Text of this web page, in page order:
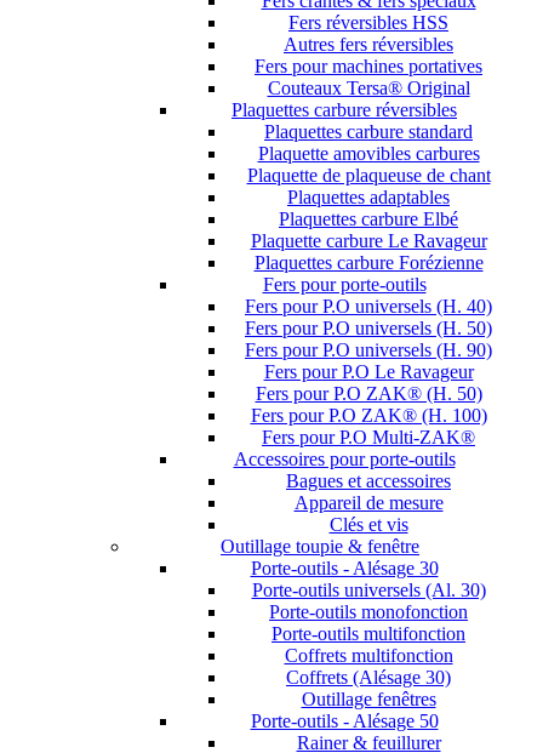
Fers réversibles HSS
Autres fers réversibles
Fers pour machines portatives
Couteaux Tersa® Original
Plaquettes carbure réversibles
Plaquettes carbure standard
Plaquette amovibles carbures
Plaquette de plaqueuse de chant
Plaquettes adaptables
Plaquettes carbure Elbé
Plaquette carbure Le Ravageur
Plaquettes carbure Forézienne
Fers pour porte-outils
Fers pour P.O universels (H. 40)
Fers pour P.O universels (H. 50)
Fers pour P.O universels (H. 90)
Fers pour P.O Le Ravageur
Fers pour P.O ZAK® (H. 50)
Fers pour P.O ZAK® (H. 100)
Fers pour P.O Multi-ZAK®
Accessoires pour porte-outils
Bagues et accessoires
Appareil de mesure
Clés et vis
Outillage toupie & fenêtre
Porte-outils - Alésage 30
Porte-outils universels (Al. 30)
Porte-outils monofonction
Porte-outils multifonction
Coffrets multifonction
Coffrets (Alésage 30)
Outillage fenêtres
Porte-outils - Alésage 50
Rainer & feuillurer